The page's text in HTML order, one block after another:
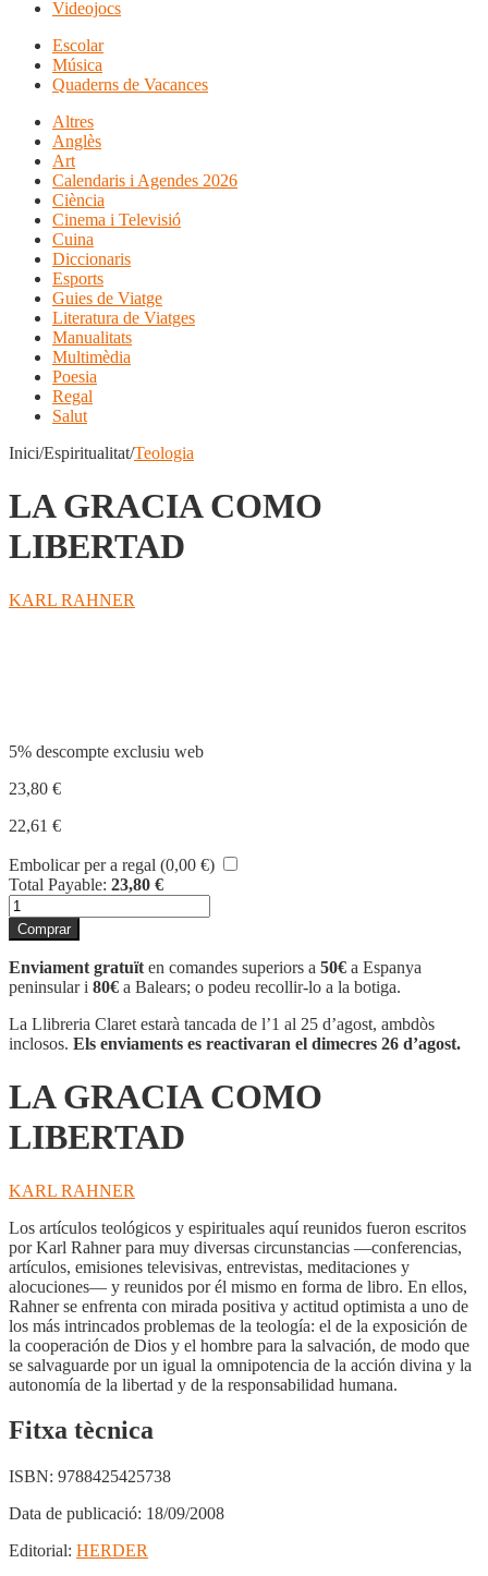
Videojocs
Escolar
Música
Quaderns de Vacances
Altres
Anglès
Art
Calendaris i Agendes 2026
Ciència
Cinema i Televisió
Cuina
Diccionaris
Esports
Guies de Viatge
Literatura de Viatges
Manualitats
Multimèdia
Poesia
Regal
Salut
Inici/Espiritualitat/Teologia
LA GRACIA COMO
LIBERTAD
KARL RAHNER
5% descompte exclusiu web
23,80 €
22,61 €
Embolicar per a regal (0,00 €)
Total Payable: 23,80 €
quantitat
de
LA
GRACIA
COMO
LIBERTAD
Comprar
Enviament gratuït en comandes superiors a 50€ a Espanya
peninsular i 80€ a Balears; o podeu recollir-lo a la botiga.
La Llibreria Claret estarà tancada de l’1 al 25 d’agost, ambdòs
inclosos. Els enviaments es reactivaran el dimecres 26 d’agost.
LA GRACIA COMO
LIBERTAD
KARL RAHNER
Los artículos teológicos y espirituales aquí reunidos fueron escritos
por Karl Rahner para muy diversas circunstancias —conferencias,
artículos, emisiones televisivas, entrevistas, meditaciones y
alocuciones— y reunidos por él mismo en forma de libro. En ellos,
Rahner se enfrenta con mirada positiva y actitud optimista a uno de
los más intrincados problemas de la teología: el de la exposición de
la cooperación de Dios y el hombre para la salvación, de modo que
se salvaguarde por un igual la omnipotencia de la acción divina y la
autonomía de la libertad y de la responsabilidad humana.
Fitxa tècnica
ISBN: 9788425425738
Data de publicació: 18/09/2008
Editorial: HERDER